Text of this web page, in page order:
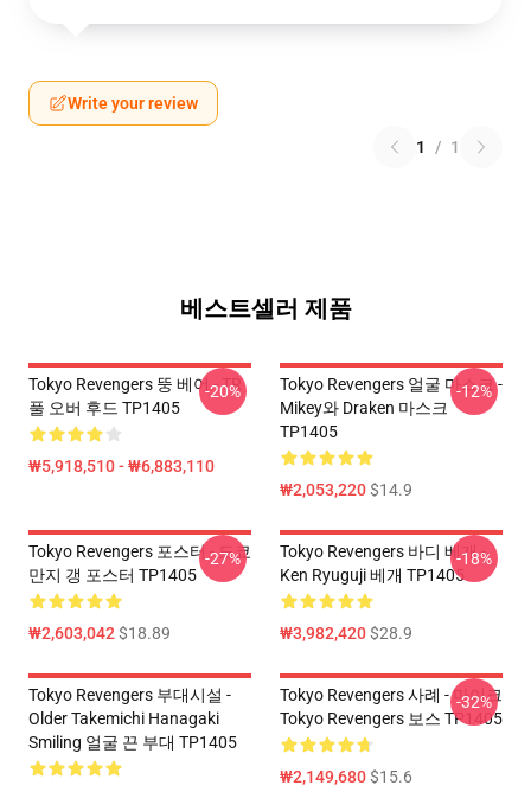
Write your review
1 / 1
베스트셀러 제품
Tokyo Revengers 뚱 베어 - TR
풀 오버 후드 TP1405
₩5,918,510 - ₩6,883,110
-20%
Tokyo Revengers 얼굴 마스크 -
Mikey와 Draken 마스크
TP1405
₩2,053,220$14.9
-12%
Tokyo Revengers 포스터 - 도쿄
만지 갱 포스터 TP1405
₩2,603,042$18.89
-27%
Tokyo Revengers 바디 베개 -
Ken Ryuguji 베개 TP1405
₩3,982,420$28.9
-18%
Tokyo Revengers 부대시설 -
Older Takemichi Hanagaki
Smiling 얼굴 끈 부대 TP1405
Tokyo Revengers 사례 - 마이크
Tokyo Revengers 보스 TP1405
₩2,149,680$15.6
-32%